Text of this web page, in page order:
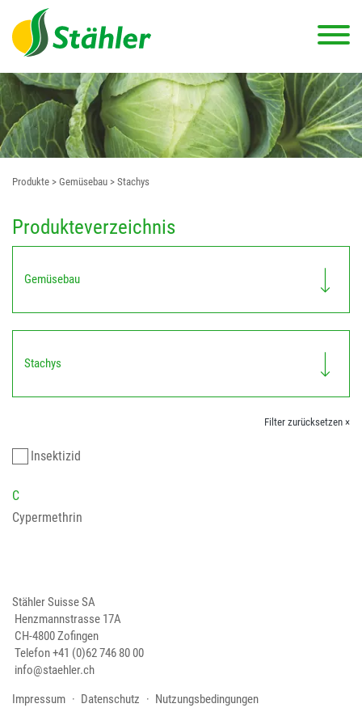
Produkte > Gemüsebau > Stachys
Produkteverzeichnis
Gemüsebau
Stachys
Filter zurücksetzen ×
Insektizid
C
Cypermethrin
Stähler Suisse SA
Henzmannstrasse 17A
CH-4800 Zofingen
Telefon+41 (0)62 746 80 00
info@staehler.ch
Impressum
Datenschutz Nutzungsbedingungen